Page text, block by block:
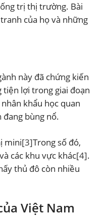
trị thị trường. Bài
của họ và những
này đã chứng kiến
tiện lợi trong giai đoạn
khẩu học quan
bùng nổ.
mini[3]Trong số đó,
các khu vực khác[4].
thủ đô còn nhiều
Việt Nam